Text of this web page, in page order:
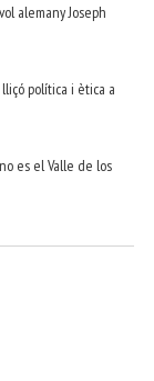
alemany Joseph
política i ètica a
es el Valle de los